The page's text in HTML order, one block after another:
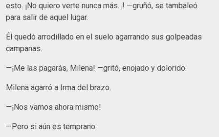
esto. ¡No quiero verte nunca más...! —gruñó, se tambaleó
para salir de aquel lugar.
Él quedó arrodillado en el suelo agarrando sus golpeadas
campanas.
—¡Me las pagarás, Milena! —gritó, enojado y dolorido.
Milena agarró a Irma del brazo.
—¡Nos vamos ahora mismo!
—Pero si aún es temprano.